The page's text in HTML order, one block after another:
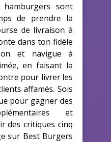
sont
de prendre la
de livraison à
dans ton fidèle
et navigue à
en faisant la
pour livrer les
affamés. Sois
pour gagner des
et
des critiques cinq
sur Best Burgers